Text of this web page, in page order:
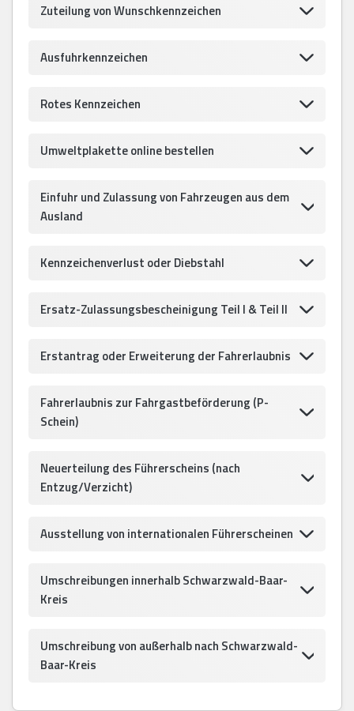
Zuteilung von Wunschkennzeichen
Ausfuhrkennzeichen
Rotes Kennzeichen
Umweltplakette online bestellen
Einfuhr und Zulassung von Fahrzeugen aus dem
Ausland
Kennzeichenverlust oder Diebstahl
Ersatz-Zulassungsbescheinigung Teil I & Teil II
Erstantrag oder Erweiterung der Fahrerlaubnis
Fahrerlaubnis zur Fahrgastbeförderung (P-
Schein)
Neuerteilung des Führerscheins (nach
Entzug/Verzicht)
Ausstellung von internationalen Führerscheinen
Umschreibungen innerhalb Schwarzwald-Baar-
Kreis
Umschreibung von außerhalb nach Schwarzwald-
Baar-Kreis